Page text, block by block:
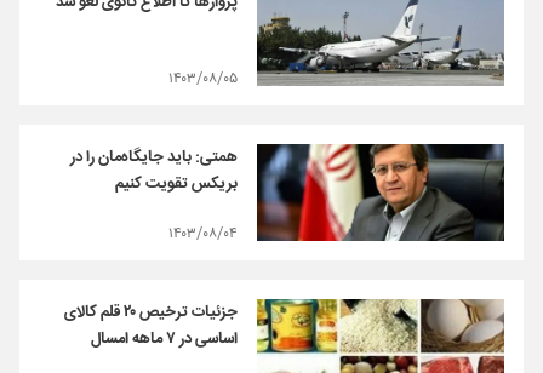
۱۴۰۳/۰۸/۰۵
همتی: باید جایگاه‌مان را در
بریکس تقویت کنیم
۱۴۰۳/۰۸/۰۴
جزئیات ترخیص ۲۰ قلم کالای
اساسی در ۷ ماهه امسال